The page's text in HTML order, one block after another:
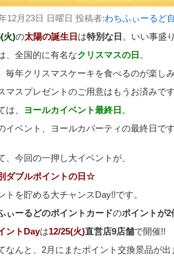
12月23日 日曜日 投稿者:わちふぃーるど
火)の太陽の誕生日 は特別な日 。いい事盛
、全国的に有名なクリスマスの日 。
毎年クリスマスケーキを食べるのが楽し
マスプレゼントのご用意はもうお済みで
は、
ヨールカイベント最終日 。
イベント、ヨールカパーティの最終日で
、今回の一押し大イベントが、
ダブルポイントの日☆
トを貯める大チャンスDay!!です。
ぃーるどのポイントカードのポイントが2
ントDayは12/25(火)直営店9店舗で開催!!
なんと、2月にまたポイント交換景品が出